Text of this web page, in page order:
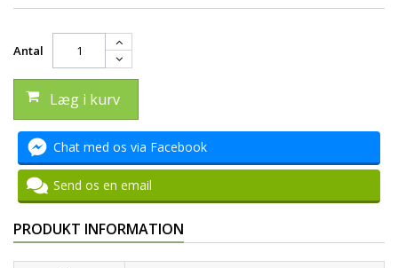
Antal
Læg i kurv
Chat med os via Facebook
Send os en email
PRODUKT INFORMATION